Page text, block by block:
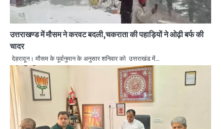
उत्तराखण्ड में मौसम ने करवट बदली,चकराता की पहाड़ियों ने ओढ़ी बर्फ की
चादर
देहरादून। मौसम के पूर्वानुमान के अनुसार शनिवार को उत्तराखंड में…